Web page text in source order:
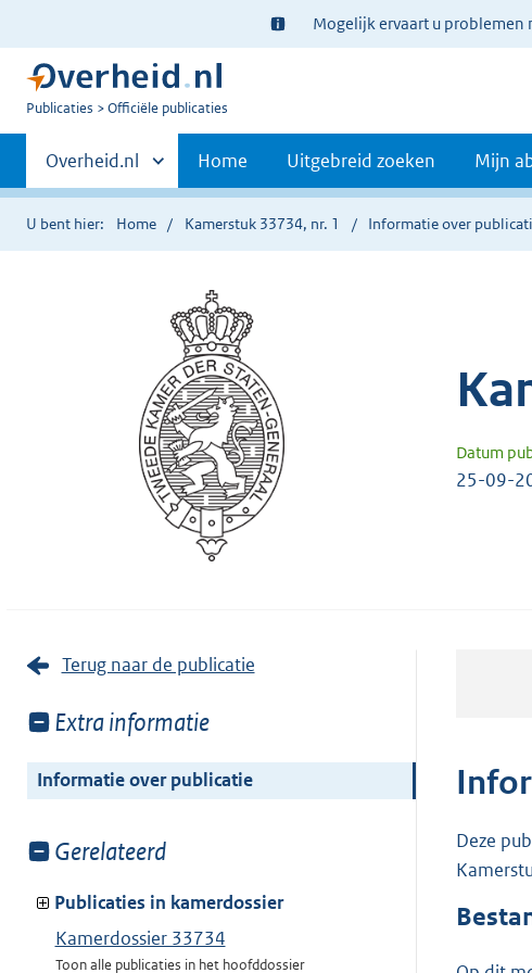
Ter
informatie:
Mogelijk ervaart u problemen
U
Publicaties Officiële publicaties
Primaire
navigatie
Andere
sites
binnen
Overheid.nl Home Uitgebreid zoeken Mijn
U bent hier: Home Kamerstuk 33734, nr. 1 Informatie over
Datum
25-09-
Terug naar de publicatie
Toon
van:
Extra informatie
Informatie over publicatie
Toon
van:
Gerelateerd
Publicaties in kamerdossier
Kamerdossier 33734
Toon alle publicaties in het hoofddossier
Deze